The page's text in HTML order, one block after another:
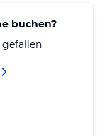
buchen?